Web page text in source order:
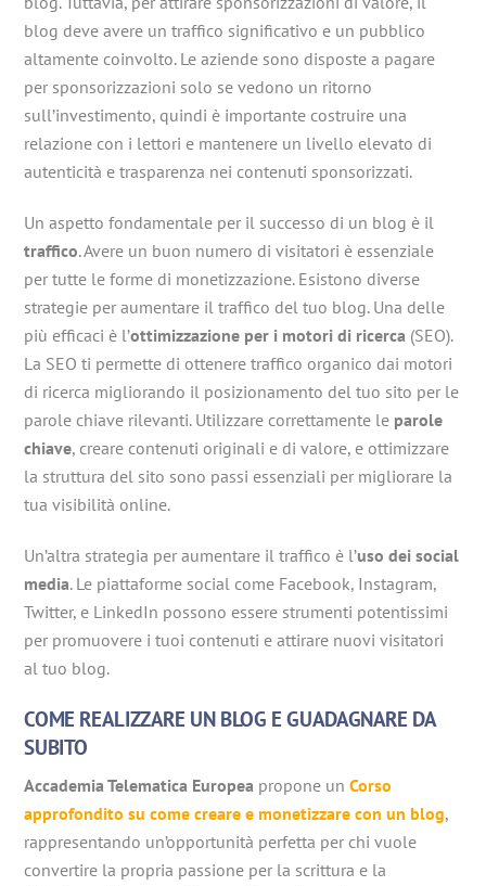
blog deve avere un traffico significativo e un pubblico
altamente coinvolto. Le aziende sono disposte a pagare
per sponsorizzazioni solo se vedono un ritorno
sull’investimento, quindi è importante costruire una
relazione con i lettori e mantenere un livello elevato di
autenticità e trasparenza nei contenuti sponsorizzati.
Un aspetto fondamentale per il successo di un blog è il
traffico. Avere un buon numero di visitatori è essenziale
per tutte le forme di monetizzazione. Esistono diverse
strategie per aumentare il traffico del tuo blog. Una delle
più efficaci è l’ottimizzazione per i motori di ricerca (SEO).
La SEO ti permette di ottenere traffico organico dai motori
di ricerca migliorando il posizionamento del tuo sito per le
parole chiave rilevanti. Utilizzare correttamente le parole
chiave, creare contenuti originali e di valore, e ottimizzare
la struttura del sito sono passi essenziali per migliorare la
tua visibilità online.
Un’altra strategia per aumentare il traffico è l’uso dei social
media. Le piattaforme social come Facebook, Instagram,
Twitter, e LinkedIn possono essere strumenti potentissimi
per promuovere i tuoi contenuti e attirare nuovi visitatori
al tuo blog.
COME REALIZZARE UN BLOG E GUADAGNARE DA
SUBITO
Accademia Telematica Europea propone unCorso
approfondito su come creare e monetizzare con un blog,
rappresentando un’opportunità perfetta per chi vuole
convertire la propria passione per la scrittura e la